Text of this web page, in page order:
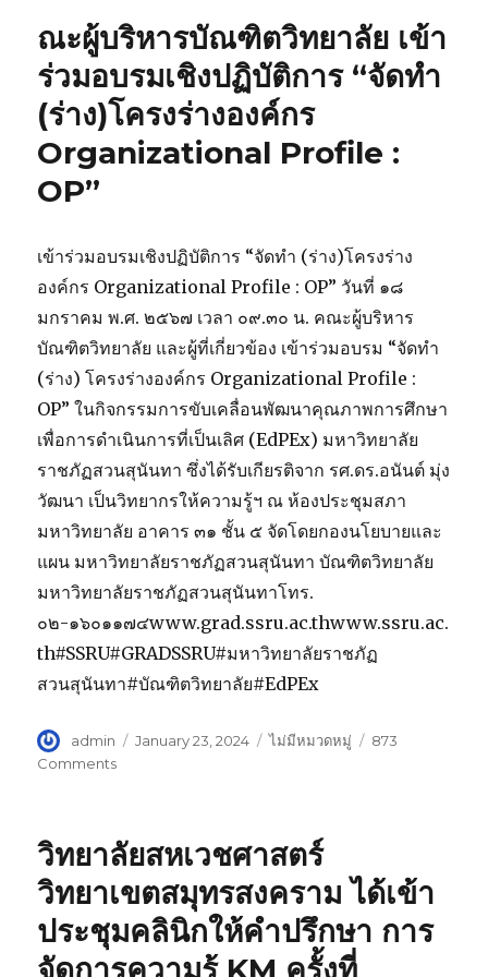
การ
จัด
โครงการ
อบรม
คุณธรรม
การ
ปกครอง
มหาวิทยาลัย
ราชภัฏ
สวนสุนันทา
ประจำ
ปี
การ
ศึกษา
2566
ณะผู้บริหารบัณฑิตวิทยาลัย เข้า
ร่วมอบรมเชิงปฏิบัติการ “จัดทำ
(ร่าง)โครงร่างองค์กร
Organizational Profile :
OP”
เข้าร่วมอบรมเชิงปฏิบัติการ “จัดทำ (ร่าง)โครงร่าง
องค์กร Organizational Profile : OP” วันที่ ๑๘
มกราคม พ.ศ. ๒๕๖๗ เวลา ๐๙.๓๐ น. คณะผู้บริหาร
บัณฑิตวิทยาลัย และผู้ที่เกี่ยวข้อง เข้าร่วมอบรม “จัดทำ
(ร่าง) โครงร่างองค์กร Organizational Profile :
OP” ในกิจกรรมการขับเคลื่อนพัฒนาคุณภาพการศึกษา
เพื่อการดำเนินการที่เป็นเลิศ (EdPEx) มหาวิทยาลัย
ราชภัฏสวนสุนันทา ซึ่งได้รับเกียรติจาก รศ.ดร.อนันต์ มุ่ง
วัฒนา เป็นวิทยากรให้ความรู้ฯ ณ ห้องประชุมสภา
มหาวิทยาลัย อาคาร ๓๑ ชั้น ๕ จัดโดยกองนโยบายและ
แผน มหาวิทยาลัยราชภัฏสวนสุนันทา บัณฑิตวิทยาลัย
มหาวิทยาลัยราชภัฏสวนสุนันทาโทร.
๐๒-๑๖๐๑๑๗๔www.grad.ssru.ac.thwww.ssru.ac.
th#SSRU#GRADSSRU#มหาวิทยาลัยราชภัฏ
สวนสุนันทา#บัณฑิตวิทยาลัย#EdPEx
Author
admin
Posted
January 23, 2024 Categories
ไม่มีหมวดหมู่
873
Comments
บัณฑิต
เข้า
ร่วม
อบรม
เชิง
วิทยาลัยสหเวชศาสตร์
วิทยาเขตสมุทรสงคราม ได้เข้า
ประชุมคลินิกให้คำปรึกษา การ